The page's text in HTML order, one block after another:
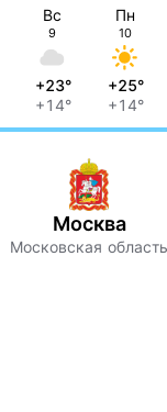
Вс
9
+23°
+14°
Пн
10
+25°
+14°
Москва
Московская область